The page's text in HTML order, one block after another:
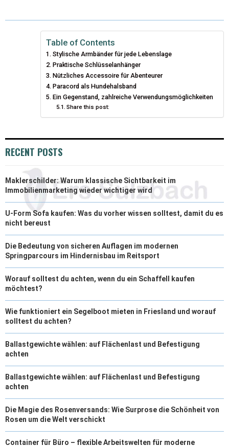
W E
B
O
O
K
T
R
E
S
K
D
N
I
Table of Contents
Stylische Armbänder für jede Lebenslage
Praktische Schlüsselanhänger
Nützliches Accessoire für Abenteurer
Paracord als Hundehalsband
Ein Gegenstand, zahlreiche Verwendungsmöglichkeiten
Share this post:
RECENT POSTS
Maklerschilder: Warum klassische Sichtbarkeit im
Immobilienmarketing wieder wichtiger wird
U-Form Sofa kaufen: Was du vorher wissen solltest, damit du es
nicht bereust
Die Bedeutung von sicheren Auflagen im modernen
Springparcours im Hindernisbau im Reitsport
Worauf solltest du achten, wenn du ein Schaffell kaufen
möchtest?
Wie funktioniert ein Segelboot mieten in Friesland und worauf
solltest du achten?
Ballastgewichte wählen: auf Flächenlast und Befestigung
achten
Ballastgewichte wählen: auf Flächenlast und Befestigung
achten
Die Magie des Rosenversands: Wie Surprose die Schönheit von
Rosen um die Welt verschickt
Container für Büro – flexible Arbeitswelten für moderne